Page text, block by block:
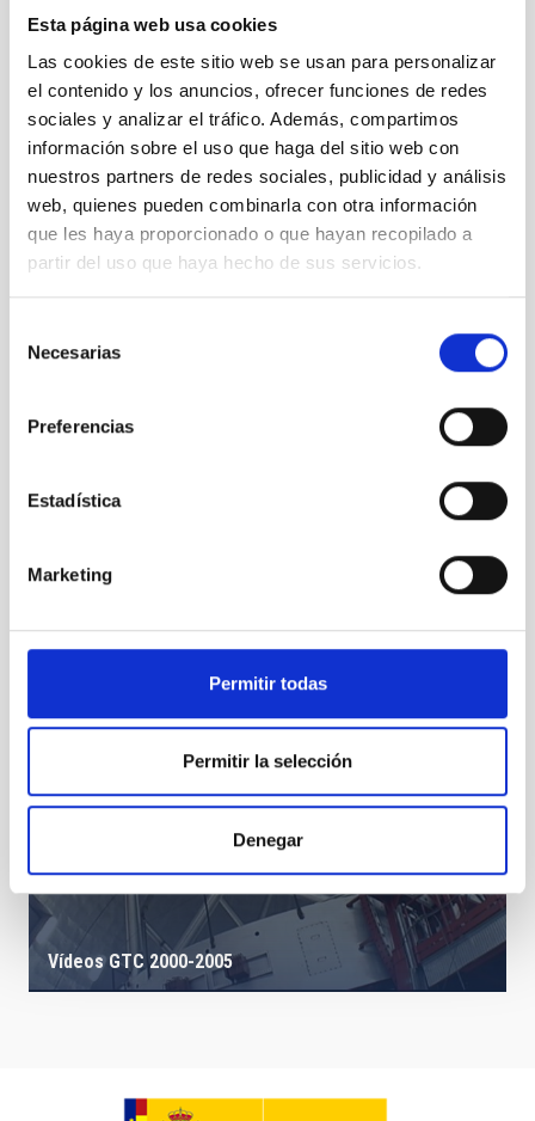
Esta página web usa cookies
Las cookies de este sitio web se usan para personalizar
el contenido y los anuncios, ofrecer funciones de redes
sociales y analizar el tráfico. Además, compartimos
información sobre el uso que haga del sitio web con
nuestros partners de redes sociales, publicidad y análisis
web, quienes pueden combinarla con otra información
que les haya proporcionado o que hayan recopilado a
partir del uso que haya hecho de sus servicios.
Necesarias
Preferencias
Estadística
Marketing
Permitir todas
Permitir la selección
Denegar
Videos instrumentos de telescopios
La misión CHEOPS, en la que participa el IAC, observa
Vídeos GTC 2000-2005